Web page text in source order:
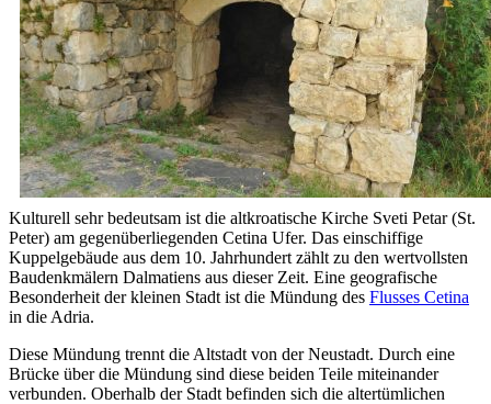
Kulturell sehr bedeutsam ist die altkroatische Kirche Sveti Petar (St.
Peter) am gegenüberliegenden Cetina Ufer. Das einschiffige
Kuppelgebäude aus dem 10. Jahrhundert zählt zu den wertvollsten
Baudenkmälern Dalmatiens aus dieser Zeit. Eine geografische
Besonderheit der kleinen Stadt ist die Mündung des Flusses Cetina
in die Adria.
Diese Mündung trennt die Altstadt von der Neustadt. Durch eine
Brücke über die Mündung sind diese beiden Teile miteinander
verbunden. Oberhalb der Stadt befinden sich die altertümlichen